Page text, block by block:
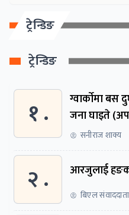
ट्रेन्डिङ
ट्रेन्डिङ
१ .
ग्वार्काेमा बस
जना घाइते
सनीराज शाक्य
२ . आरजुलाई
बिएल संवाददाता